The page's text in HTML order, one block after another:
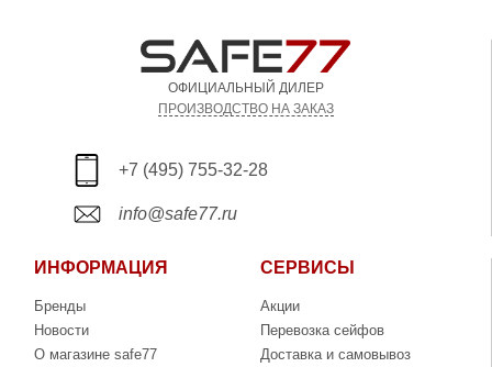
ОФИЦИАЛЬНЫЙ ДИЛЕР
ПРОИЗВОДСТВО НА ЗАКАЗ
+7 (495) 755-32-28
info@safe77.ru
ИНФОРМАЦИЯ
Бренды
Новости
О магазине safe77
СЕРВИСЫ
Акции
Перевозка сейфов
Доставка и самовывоз